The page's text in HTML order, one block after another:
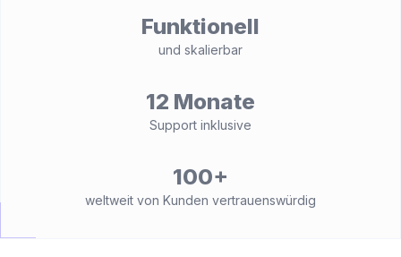
Funktionell
und skalierbar
12 Monate
Support inklusive
100+
weltweit von Kunden vertrauenswürdig